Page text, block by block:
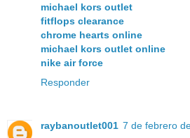
michael kors outlet
fitflops clearance
chrome hearts online
michael kors outlet online
nike air force
Responder
raybanoutlet001 7 de febrero